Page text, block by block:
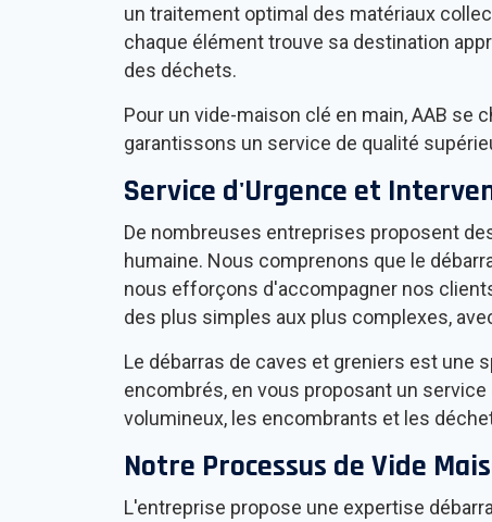
un traitement optimal des matériaux
chaque élément trouve sa destination
des déchets.
Pour un vide-maison clé en main, AAB se
garantissons un service de qualité
Service d'Urgence et
De nombreuses entreprises proposent
humaine. Nous comprenons que le
nous efforçons d'accompagner nos
des plus simples aux plus complexes,
Le débarras de caves et greniers est une
encombrés, en vous proposant un
volumineux, les encombrants et les
Notre Processus de Vide
L'entreprise propose une expertise